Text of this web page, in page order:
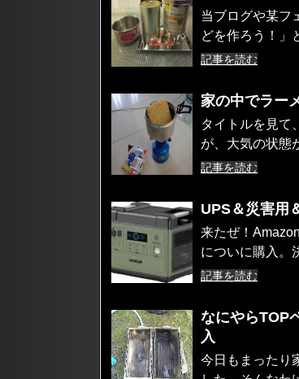
当ブログや某フ
どを作ろう！」
記事を読む
家の中でラー
タイトルを見て
が、大気の状態
記事を読む
UPS＆災害用
来たぜ！
についに購入。
記事を読む
なにやらTOP
入
今日もまったり